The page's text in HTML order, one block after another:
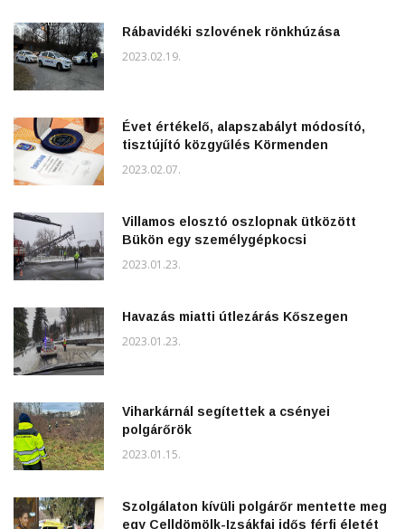
Rábavidéki szlovének rönkhúzása
2023.02.19.
Évet értékelő, alapszabályt módosító,
tisztújító közgyűlés Körmenden
2023.02.07.
Villamos elosztó oszlopnak ütközött
Bükön egy személygépkocsi
2023.01.23.
Havazás miatti útlezárás Kőszegen
2023.01.23.
Viharkárnál segítettek a csényei
polgárőrök
2023.01.15.
Szolgálaton kívüli polgárőr mentette meg
egy Celldömölk-Izsákfai idős férfi életét